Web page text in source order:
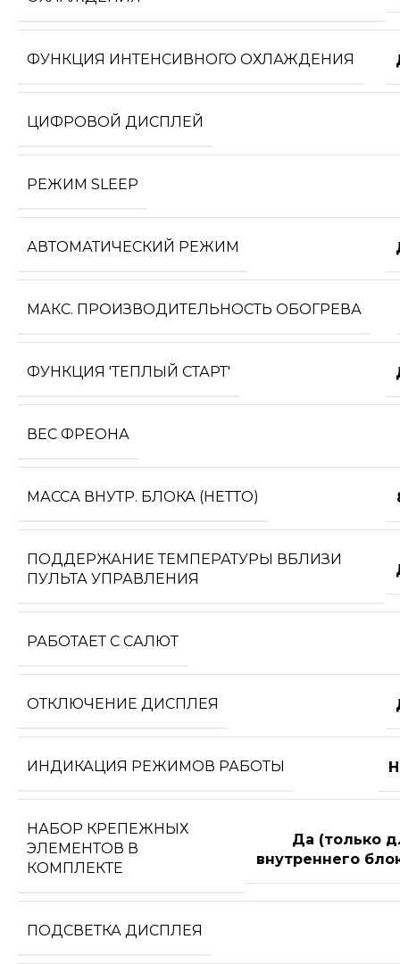
ФУНКЦИЯ ИНТЕНСИВНОГО ОХЛАЖДЕНИЯ
ЦИФРОВОЙ ДИСПЛЕЙ
РЕЖИМ SLEEP
АВТОМАТИЧЕСКИЙ РЕЖИМ
МАКС. ПРОИЗВОДИТЕЛЬНОСТЬ ОБОГРЕВА
ФУНКЦИЯ 'ТЕПЛЫЙ СТАРТ'
ВЕС ФРЕОНА
МАССА ВНУТР. БЛОКА (НЕТТО)
ПОДДЕРЖАНИЕ ТЕМПЕРАТУРЫ ВБЛИЗИ
ПУЛЬТА УПРАВЛЕНИЯ
РАБОТАЕТ С САЛЮТ
ОТКЛЮЧЕНИЕ ДИСПЛЕЯ
ИНДИКАЦИЯ РЕЖИМОВ РАБОТЫ
НАБОР КРЕПЕЖНЫХ
ЭЛЕМЕНТОВ В
КОМПЛЕКТЕ
Да (только
внутреннего
ПОДСВЕТКА ДИСПЛЕЯ